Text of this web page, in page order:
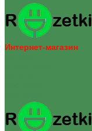
Интернет-магазин